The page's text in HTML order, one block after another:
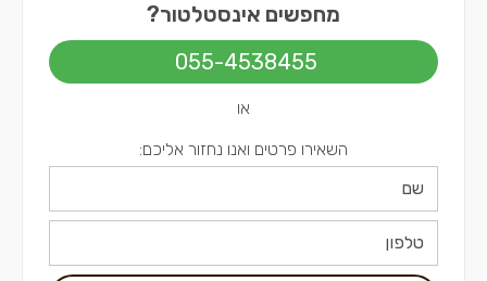
אינסטלטורים בירושלים
אינסטלטורים בתל אביב
מחפשים אינסטלטור?
055-4538455
או
השאירו פרטים ואנו נחזור אליכם: